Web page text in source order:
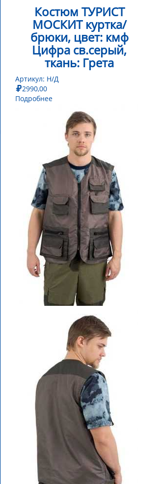
Костюм ТУРИСТ
МОСКИТ куртка/
брюки, цвет: кмф
Цифра св.серый,
ткань: Грета
Артикул: Н/Д
2990,00
Подробнее